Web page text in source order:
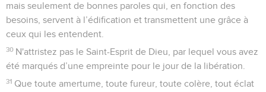
mais seulement de bonnes paroles qui, en fonction des
besoins, servent à l’édification et transmettent une grâce à
ceux qui les entendent.
30 N'attristez pas le Saint-Esprit de Dieu, par lequel vous avez
été marqués d’une empreinte pour le jour de la libération.
31 Que toute amertume, toute fureur, toute colère, tout éclat